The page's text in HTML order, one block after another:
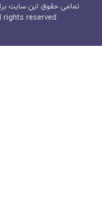
تمامی حقوق این سایت
rights reserved